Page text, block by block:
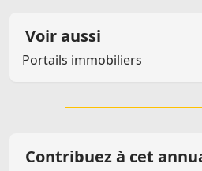
Voir aussi
Portails immobiliers
Contribuez à cet